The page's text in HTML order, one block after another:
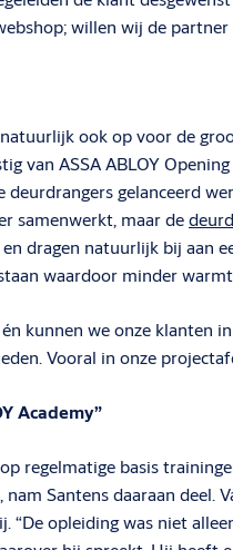
willen wij de
ook op voor de
van ASSA ABLOY
deurdrangers gelanceerd
samenwerkt, maar de
dragen natuurlijk bij aan
waardoor minder
kunnen we onze klanten
Vooral in onze
Academy”
regelmatige basis
Santens daaraan
“De opleiding was niet